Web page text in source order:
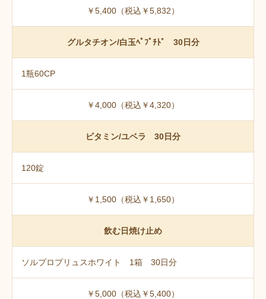
￥5,400（税込￥5,832）
グルタチオン/白玉ﾍﾟﾌﾟﾁﾄﾞ 30日分
1瓶60CP
￥4,000（税込￥4,320）
ビタミン/ユベラ 30日分
120錠
￥1,500（税込￥1,650）
飲む日焼け止め
ソルプロプリュスホワイト 1箱 30日分
￥5,000（税込￥5,400）